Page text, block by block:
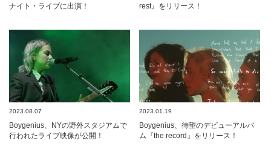
ナイト・ライブに出演！
rest』をリリース！
2023.08.07
Boygenius、NYの野外スタジアムで
行われたライブ映像が公開！
2023.01.19
Boygenius、待望のデビューアルバ
ム『the record』をリリース！